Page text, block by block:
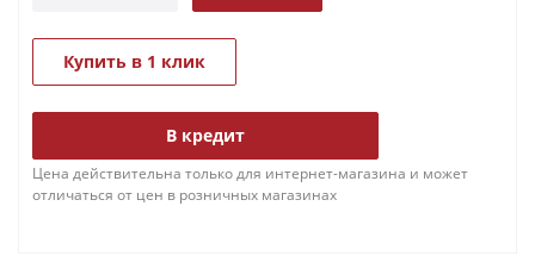
Купить в 1 клик
В кредит
Цена действительна только для интернет-магазина и может
отличаться от цен в розничных магазинах